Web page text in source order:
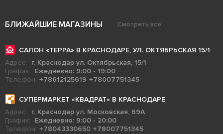
БЛИЖАЙШИЕ МАГАЗИНЫ Смотреть все
САЛОН «ТЕРРА» В КРАСНОДАРЕ, УЛ. ОКТЯБРЬСКАЯ 15/1
Адрес:
г. Краснодар ул. Октябрьская, 15/1
График:
Ежедневно: 9:00 - 19:00
Телефон: +78612125619 +78007751345
СУПЕРМАРКЕТ «КВАДРАТ» В КРАСНОДАРЕ
Адрес:
г. Краснодар ул. Московская, 69А
График:
Ежедневно: 9:00 - 20:00
Телефон: +78043330650 +78007751345